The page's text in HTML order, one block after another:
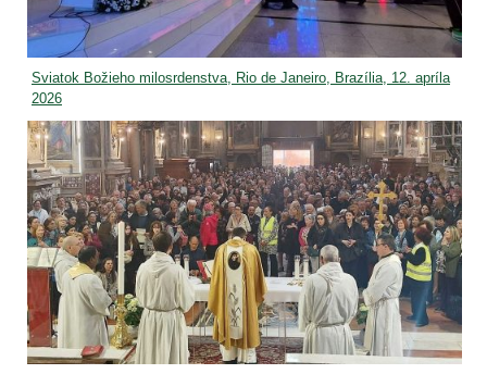
Sviatok Božieho milosrdenstva, Rio de Janeiro, Brazília, 12. apríla
2026